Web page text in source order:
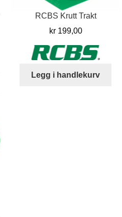
RCBS Krutt Trakt
kr199,00
Legg i handlekurv